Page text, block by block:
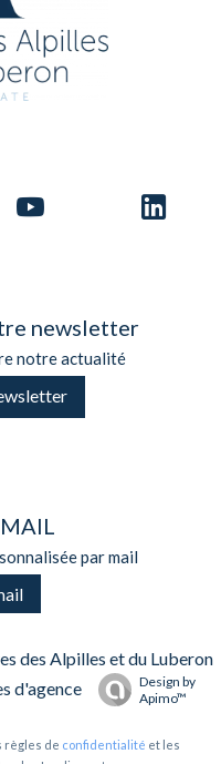
newsletter
notre actualité
par mail
des Alpilles et du Luberon
d'agence
Design by
Apimo™
règles de confidentialité et les